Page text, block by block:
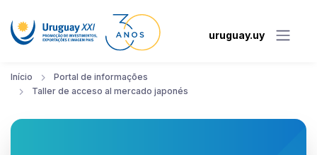
uruguay.uy
Início
Portal de informações
Taller de acceso al mercado japonés